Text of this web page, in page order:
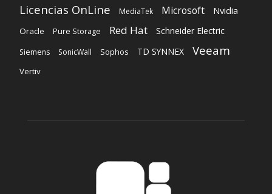
Licencias OnLine MediaTek Microsoft Nvidia
Oracle Pure Storage Red Hat Schneider Electric
Siemens SonicWall Sophos TD SYNNEX Veeam
Vertiv